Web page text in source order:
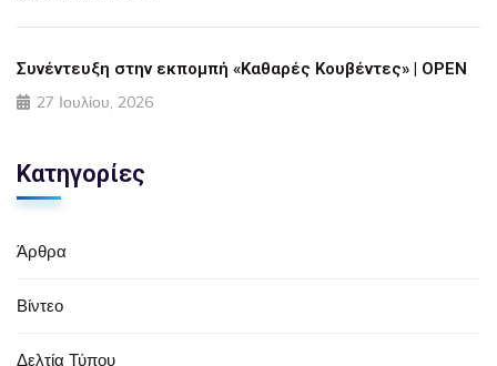
Συνέντευξη στην εκπομπή «Καθαρές Κουβέντες» | OPEN
27 Ιουλίου, 2026
Κατηγορίες
Άρθρα
Βίντεο
Δελτία Τύπου